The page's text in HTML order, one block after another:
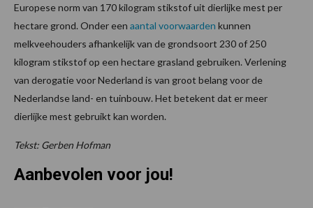
Europese norm van 170 kilogram stikstof uit dierlijke mest per
hectare grond. Onder een aantal voorwaarden kunnen
melkveehouders afhankelijk van de grondsoort 230 of 250
kilogram stikstof op een hectare grasland gebruiken. Verlening
van derogatie voor Nederland is van groot belang voor de
Nederlandse land- en tuinbouw. Het betekent dat er meer
dierlijke mest gebruikt kan worden.
Tekst: Gerben Hofman
Aanbevolen voor jou!